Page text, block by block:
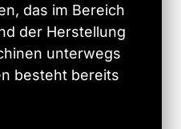
das im Bereich
der Herstellung
unterwegs
besteht bereits